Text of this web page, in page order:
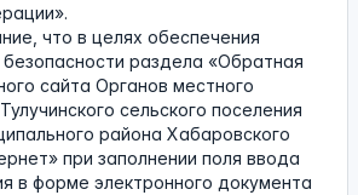
что в целях обеспечения
раздела «Обратная
сайта Органов местного
сельского поселения
района Хабаровского
при заполнении поля ввода
в форме электронного документа